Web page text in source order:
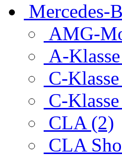
Mercedes-
AMG-
A-
C-
C-
CLA (2)
CLA